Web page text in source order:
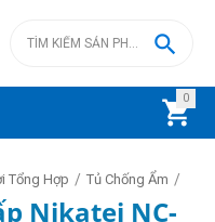
0


Tổng Hợp / Tủ Chống Ẩm /
Nikatei NC-